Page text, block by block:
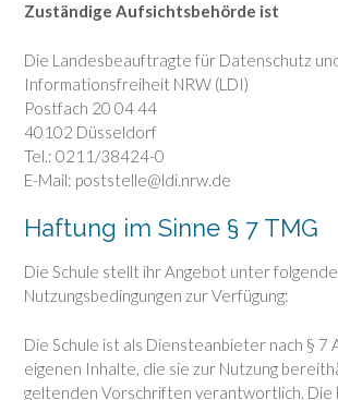
Zuständige Aufsichtsbehörde ist
Die Landesbeauftragte für Datenschutz
Informationsfreiheit NRW (LDI)
Postfach 20 04 44
40102 Düsseldorf
Tel.: 0211/38424-0
E-Mail: poststelle@ldi.nrw.de
Haftung im Sinne § 7 TMG
Die Schule stellt ihr Angebot unter
Nutzungsbedingungen zur Verfügung:
Die Schule ist als Diensteanbieter nach § 7
eigenen Inhalte, die sie zur Nutzung
geltenden Vorschriften verantwortlich. Die